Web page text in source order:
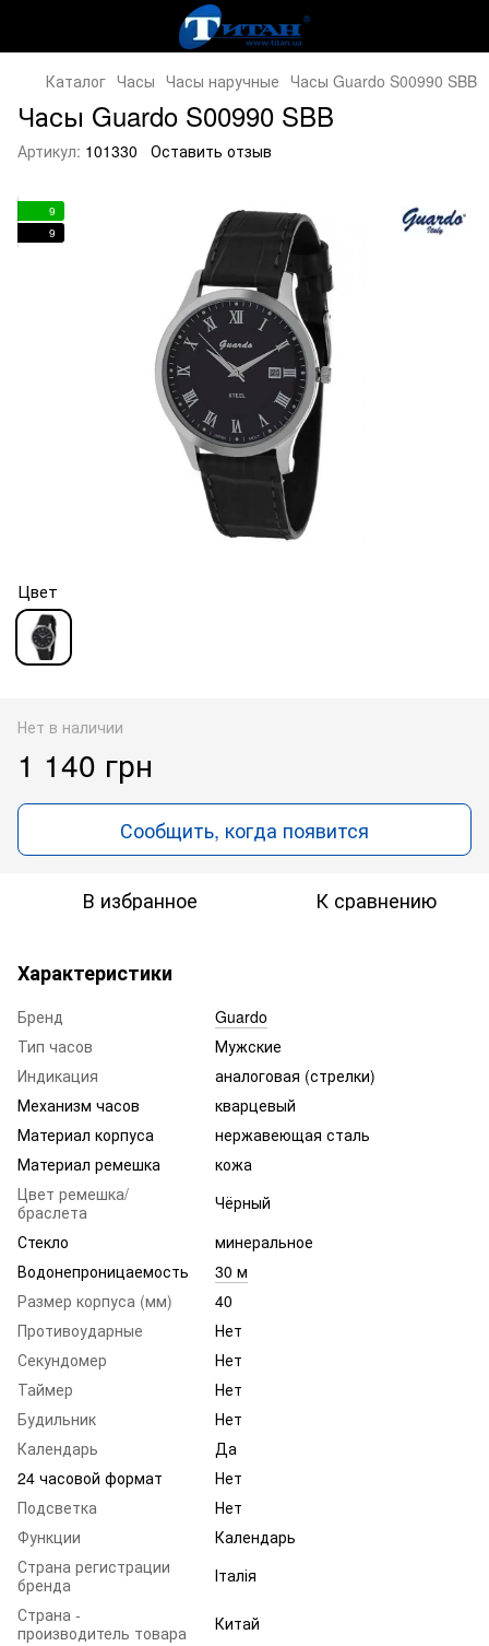
Каталог Часы Часы наручные Часы Guardo S00990 SBB
Часы Guardo S00990 SBB
Артикул: 101330 Оставить отзыв
9
9
Цвет
Нет в наличии
1 140 грн
Сообщить, когда появится
В избранное К сравнению
Характеристики
Бренд
Guardo
Тип часов
Мужские
Индикация
аналоговая (стрелки)
Механизм часов
кварцевый
Материал корпуса
нержавеющая сталь
Материал ремешка
кожа
Цвет ремешка/
браслета
Чёрный
Стекло
минеральное
Водонепроницаемость
30 м
Размер корпуса (мм)
40
Противоударные
Нет
Секундомер
Нет
Таймер
Нет
Будильник
Нет
Календарь
Да
24 часовой формат
Нет
Подсветка
Нет
Функции
Календарь
Страна регистрации
бренда
Італія
Страна -
производитель товара
Китай